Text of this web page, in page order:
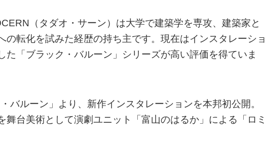
（タダオ・サーン）は大学で建築学を専攻、建築家と
の転化を試みた経歴の持ち主です。現在はインスタレーショ
た「ブラック・バルーン」シリーズが高い評価を得ていま
バルーン」より、新作インスタレーションを本邦初公開。
舞台美術として演劇ユニット「富山のはるか」による「ロミ